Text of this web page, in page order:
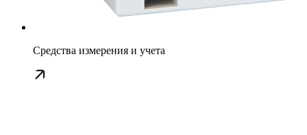
Средства измерения и учета